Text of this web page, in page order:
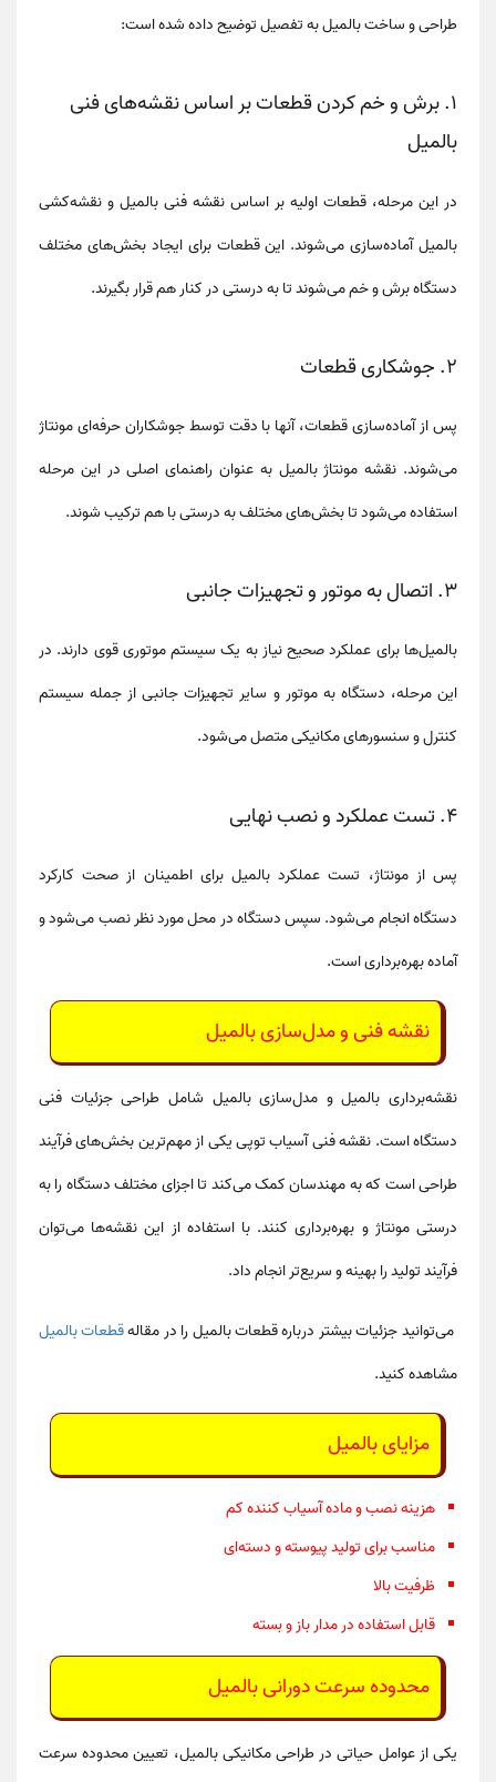
طراحی و ساختبالمیلبه تفصیل توضیح داده شده است:
1. برش و خم کردن قطعات بر اساس نقشه‌های فنی
بالمیل
در این مرحله، قطعات اولیه بر اساس نقشه‌ فنی بالمیل و نقشه‌کشی
بالمیلآماده‌سازی می‌شوند. این قطعات برای ایجاد بخش‌های مختلف
دستگاه برش و خم می‌شوند تا به درستی در کنار هم قرار بگیرند.
2. جوشکاری قطعات
پس از آماده‌سازی قطعات، آنها با دقت توسط جوشکاران حرفه‌ای مونتاژ
می‌شوند. نقشه مونتاژ بالمیل به عنوان راهنمای اصلی در این مرحله
استفاده می‌شود تا بخش‌های مختلف به درستی با هم ترکیب شوند.
3. اتصال به موتور و تجهیزات جانبی
بالمیل‌ها برای عملکرد صحیح نیاز به یک سیستم موتوری قوی دارند. در
این مرحله، دستگاه به موتور و سایر تجهیزات جانبی از جمله سیستم
کنترل وسنسورهای مکانیکیمتصل می‌شود.
4. تست عملکرد و نصب نهایی
پس از مونتاژ، تست عملکردبالمیل برای اطمینان از صحت کارکرد
دستگاه انجام می‌شود. سپس دستگاه در محل مورد نظر نصب می‌شود و
آماده بهره‌برداری است.
نقشه‌ فنی و مدل‌سازی بالمیل
نقشه‌برداری بالمیلو مدل‌سازی بالمیل شامل طراحی جزئیات فنی
دستگاه است. نقشه‌ فنی آسیاب توپییکی از مهم‌ترین بخش‌های فرآیند
طراحی است که به مهندسان کمک می‌کند تا اجزای مختلف دستگاه را به
درستی مونتاژ و بهره‌برداری کنند. با استفاده از این نقشه‌ها می‌توان
فرآیند تولید را بهینه و سریع‌تر انجام داد.
می‌توانید جزئیات بیشتر دربارهقطعات بالمیلرا در مقالهقطعات بالمیل
مشاهده کنید.
مزایایبالمیل
هزینه نصب و ماده آسیاب کننده کم
مناسب برایتولید پیوسته و دسته‌ای
ظرفیت بالا
قابل استفاده درمدار باز و بسته
محدوده سرعت دورانی بالمیل
یکی از عوامل حیاتی درطراحی مکانیکی بالمیل، تعیینمحدوده سرعت